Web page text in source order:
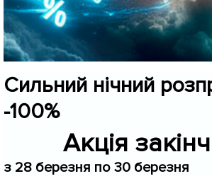
Сильний нічний
-100%
Акція
з 28 березня по 30 березня